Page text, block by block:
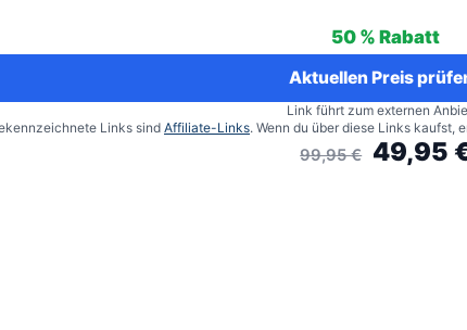
50 % Rabatt
99,95€
Preis
war:
99,95 €
49,95
Aktuellen Preis
Link führt zum externen
Links sind Affiliate-Links. Wenn du über diese Links kaufst,